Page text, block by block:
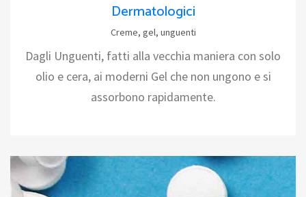
Dermatologici
Creme, gel, unguenti
Dagli Unguenti, fatti alla vecchia maniera con solo
olio e cera, ai moderni Gel che non ungono e si
assorbono rapidamente.